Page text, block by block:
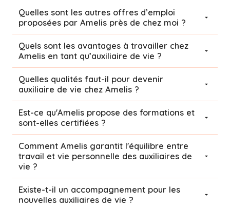
Quelles sont les autres offres d’emploi
proposées par Amelis près de chez moi ?
Quels sont les avantages à travailler chez
Amelis en tant qu’auxiliaire de vie ?
Quelles qualités faut-il pour devenir
auxiliaire de vie chez Amelis ?
Est-ce qu'Amelis propose des formations et
sont-elles certifiées ?
Comment Amelis garantit l'équilibre entre
travail et vie personnelle des auxiliaires de
vie ?
Existe-t-il un accompagnement pour les
nouvelles auxiliaires de vie ?